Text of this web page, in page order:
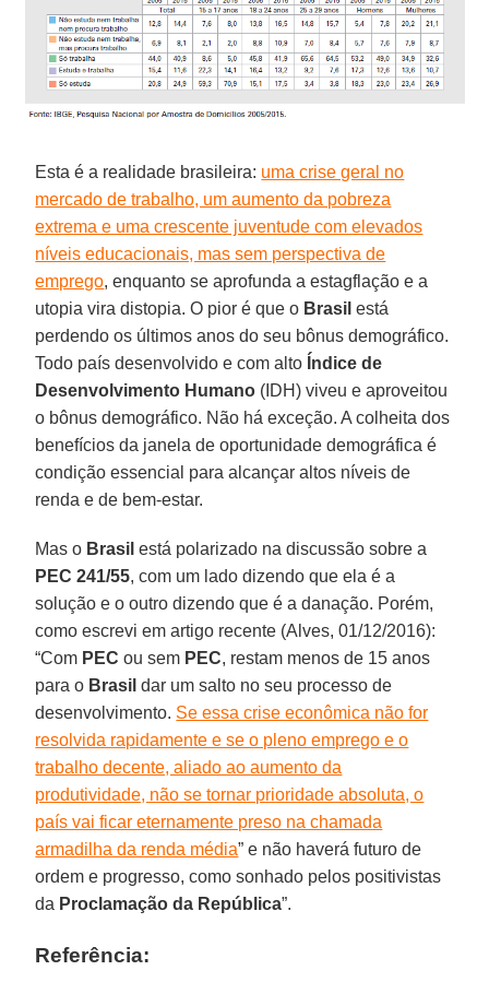
Esta é a realidade brasileira: uma crise geral no
mercado de trabalho, um aumento da pobreza
extrema e uma crescente juventude com elevados
níveis educacionais, mas sem perspectiva de
emprego, enquanto se aprofunda a estagflação e a
utopia vira distopia. O pior é que o Brasil está
perdendo os últimos anos do seu bônus demográfico.
Todo país desenvolvido e com alto Índice de
Desenvolvimento Humano (IDH) viveu e aproveitou
o bônus demográfico. Não há exceção. A colheita dos
benefícios da janela de oportunidade demográfica é
condição essencial para alcançar altos níveis de
renda e de bem-estar.
Mas o Brasil está polarizado na discussão sobre a
PEC 241/55, com um lado dizendo que ela é a
solução e o outro dizendo que é a danação. Porém,
como escrevi em artigo recente (Alves, 01/12/2016):
“Com PEC ou sem PEC, restam menos de 15 anos
para o Brasil dar um salto no seu processo de
desenvolvimento. Se essa crise econômica não for
resolvida rapidamente e se o pleno emprego e o
trabalho decente, aliado ao aumento da
produtividade, não se tornar prioridade absoluta, o
país vai ficar eternamente preso na chamada
armadilha da renda média” e não haverá futuro de
ordem e progresso, como sonhado pelos positivistas
da Proclamação da República”.
Referência: